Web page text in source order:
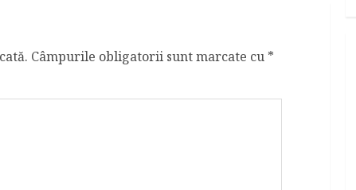
Câmpurile obligatorii sunt marcate cu *